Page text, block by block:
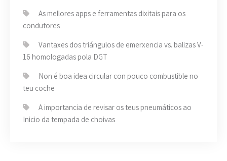
As mellores apps e ferramentas dixitais para os
condutores
Vantaxes dos triángulos de emerxencia vs. balizas V-
16 homologadas pola DGT
Non é boa idea circular con pouco combustible no
teu coche
A importancia de revisar os teus pneumáticos ao
Inicio da tempada de choivas